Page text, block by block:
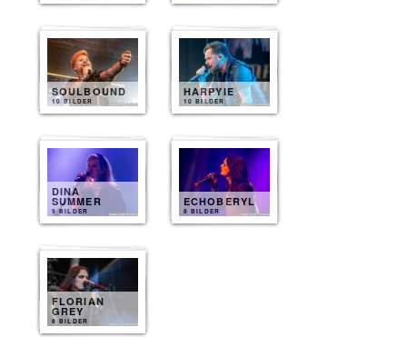
SOULBOUND
10 BILDER
HARPYIE
10 BILDER
DINA
SUMMER
9 BILDER
ECHOBERYL
8 BILDER
FLORIAN
GREY
8 BILDER